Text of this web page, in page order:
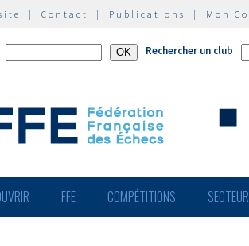
| Contact | Publications | Mon
Rechercher un club
FFE COMPÉTITIONS